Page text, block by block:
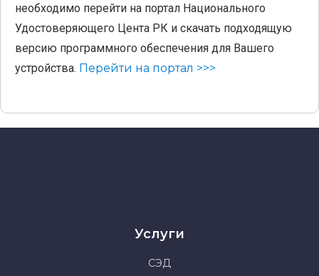
необходимо перейти на портал Национального
Удостоверяющего Цента РК и скачать подходящую
версию программного обеспечения для Вашего
устройства. Перейти на портал >>>
Услуги
СЭД